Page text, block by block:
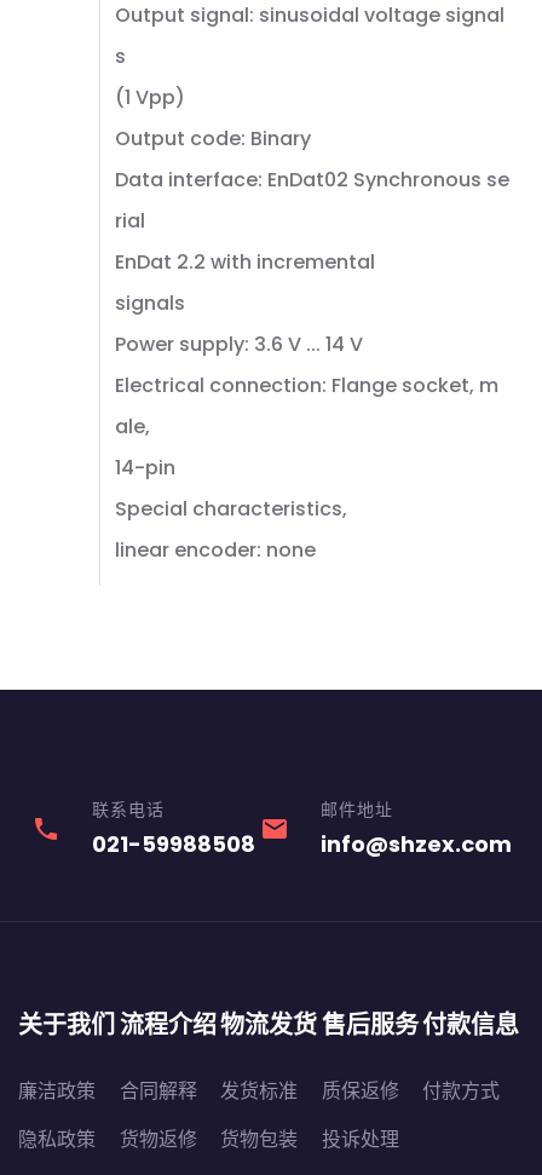
Output signal: sinusoidal voltage signal
s
(1 Vpp)
Output code: Binary
Data interface: EnDat02 Synchronous se
rial
EnDat 2.2 with incremental
signals
Power supply: 3.6 V ... 14 V
Electrical connection: Flange socket, m
ale,
14-pin
Special characteristics,
linear encoder: none
phone
联系电话
021-59988508 email
邮件地址
info@shzex.com
关于我们
廉洁政策
隐私政策
流程介绍
合同解释
货物返修
物流发货
发货标准
货物包装
售后服务
质保返修
投诉处理
付款信息
付款方式